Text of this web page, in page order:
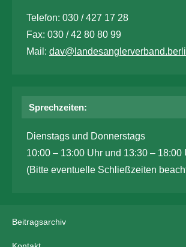
Telefon: 030 / 427 17 28
Fax: 030 / 42 80 80 99
Mail:
Sprechzeiten:
Dienstags und Donnerstags
10:00 – 13:00 Uhr und 13:30 – 18:00
(Bitte eventuelle Schließzeiten
Beitragsarchiv